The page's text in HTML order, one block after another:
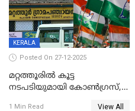
KERALA
Posted On 27-12-2025
മറ്റത്തൂരിൽ കൂട്ട
നടപടിയുമായി കോണ്‍ഗ്രസ്,
1 Min Read View All